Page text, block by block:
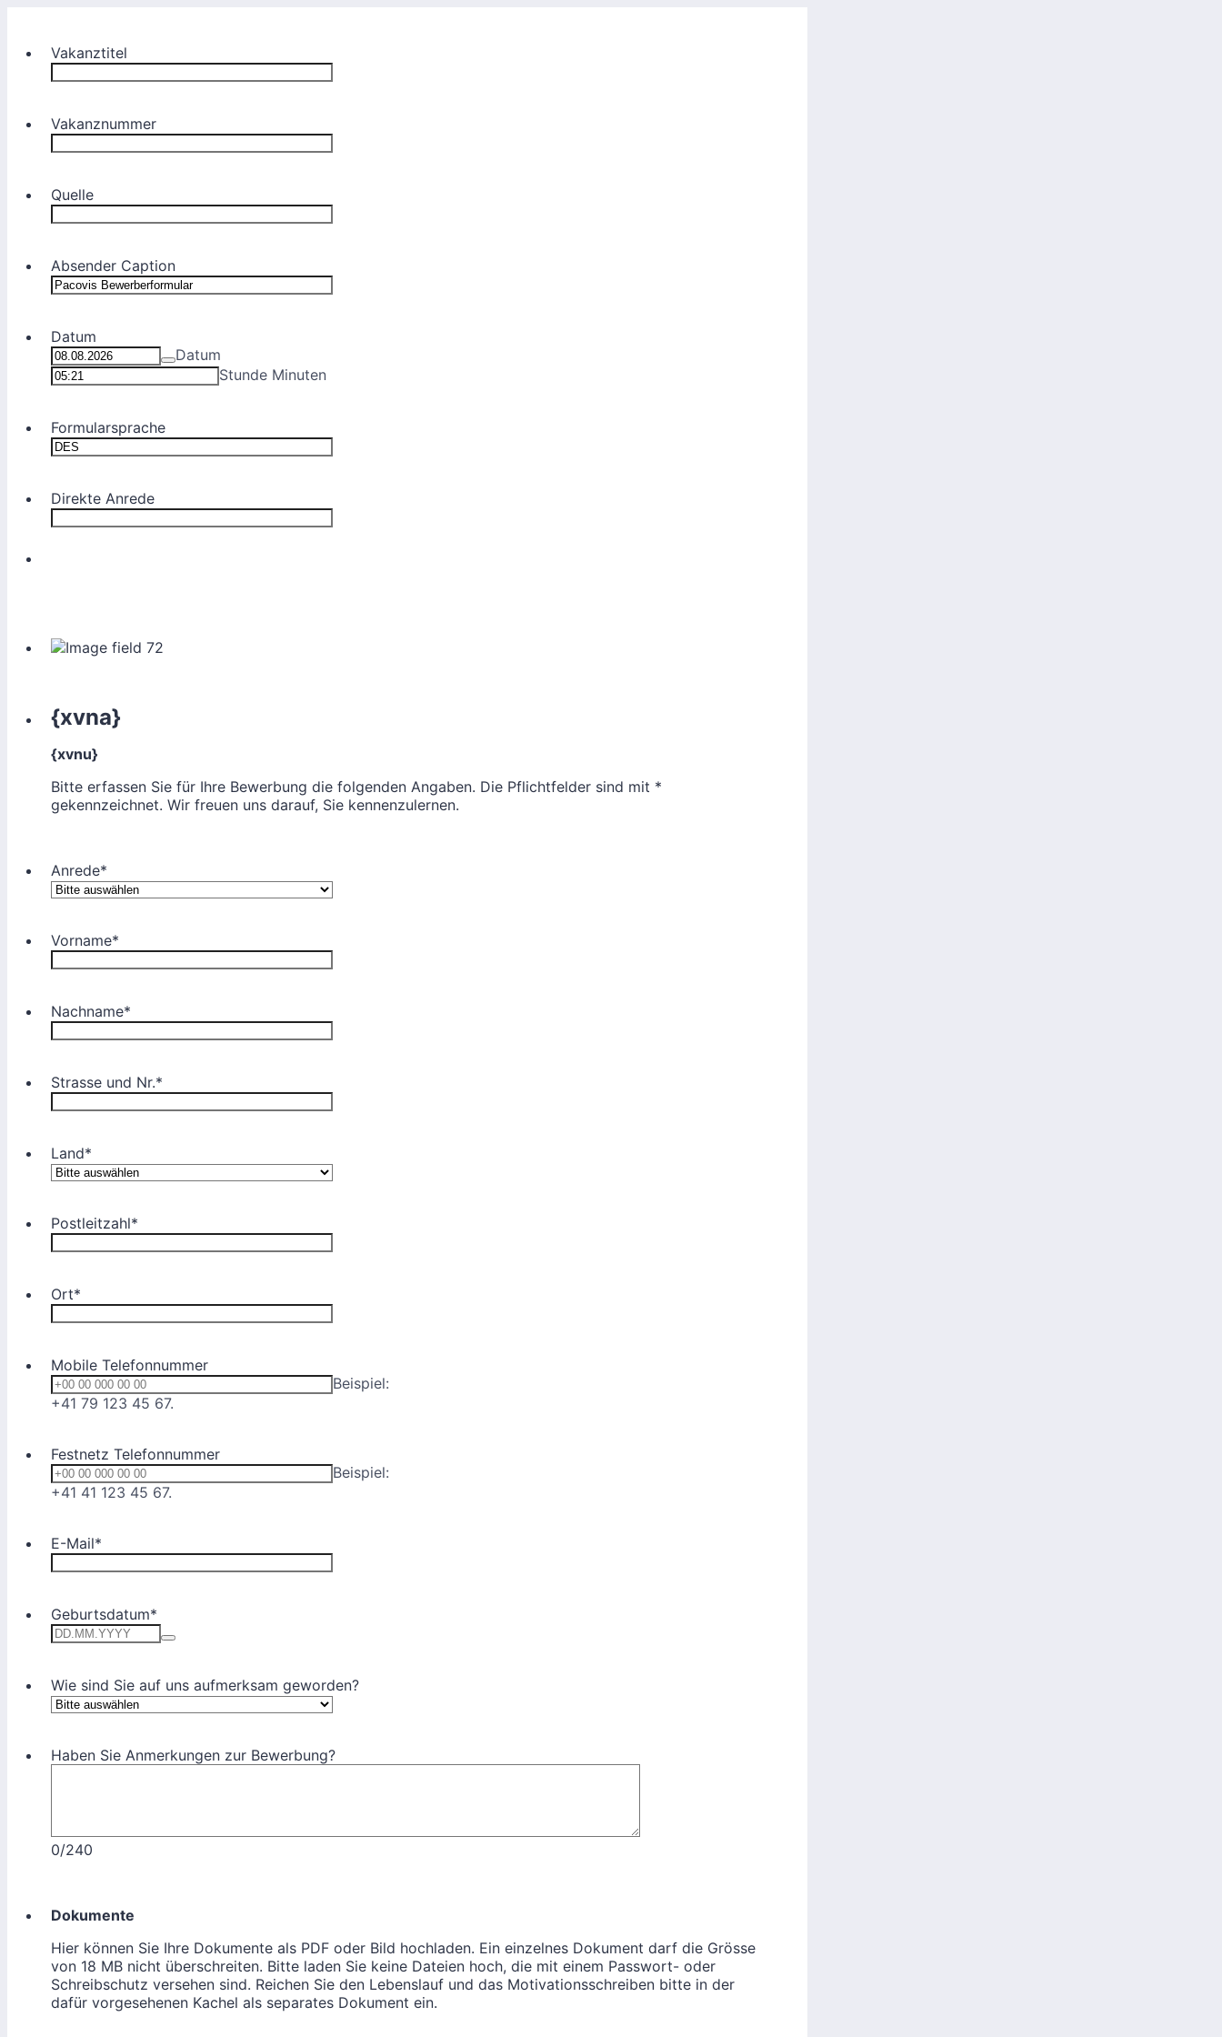
Vakanztitel
Vakanznummer
Quelle
Absender Caption
Datum
Datum
Stunde Minuten
Formularsprache
Direkte Anrede
{xvna}
{xvnu}
Bitte erfassen Sie für Ihre Bewerbung die folgenden Angaben. Die Pflichtfelder sind mit *
gekennzeichnet. Wir freuen uns darauf, Sie kennenzulernen.
Anrede*
Vorname*
Nachname*
Strasse und Nr.*
Land*
Postleitzahl*
Ort*
Mobile Telefonnummer
Beispiel:
+41 79 123 45 67.
Festnetz Telefonnummer
Beispiel:
+41 41 123 45 67.
E-Mail*
Geburtsdatum*
Wie sind Sie auf uns aufmerksam geworden?
Haben Sie Anmerkungen zur Bewerbung?
0/240
Dokumente
Hier können Sie Ihre Dokumente als PDF oder Bild hochladen. Ein einzelnes Dokument darf die Grösse
von 18 MB nicht überschreiten. Bitte laden Sie keine Dateien hoch, die mit einem Passwort- oder
Schreibschutz versehen sind. Reichen Sie den Lebenslauf und das Motivationsschreiben bitte in der
dafür vorgesehenen Kachel als separates Dokument ein.